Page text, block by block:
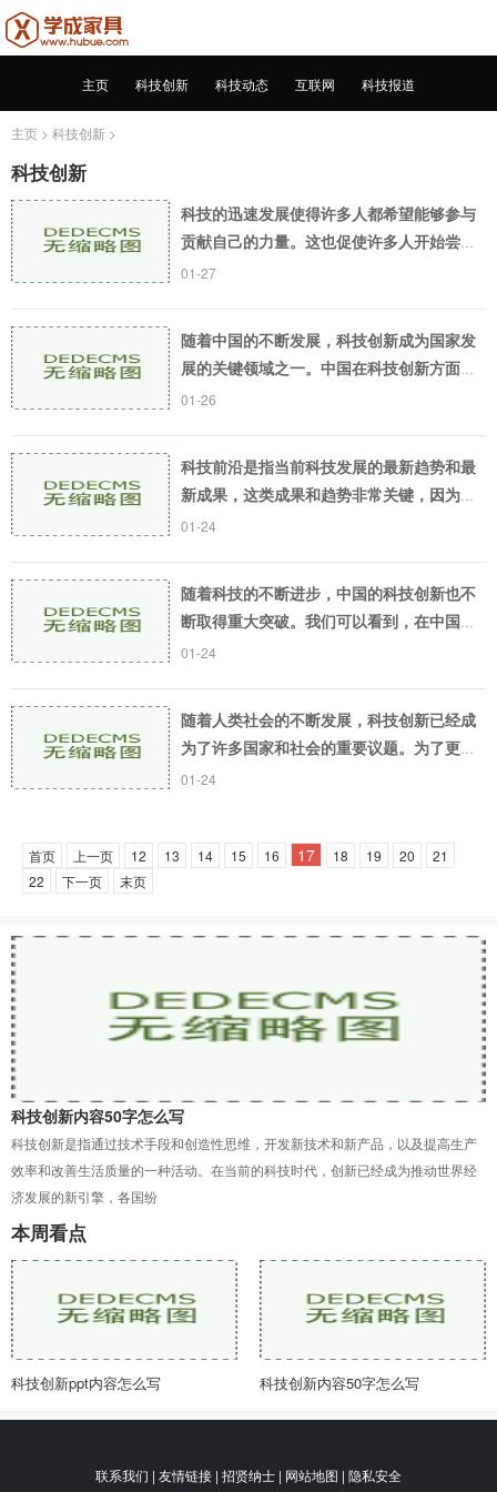
主页 科技创新 科技动态 互联网 科技报道
主页 > 科技创新 >
科技创新
科技的迅速发展使得许多人都希望能够参与
贡献自己的力量。这也促使许多人开始尝试
制作一些科技小发明，提高自己的科技水平
01-27
随着中国的不断发展，科技创新成为国家发
展的关键领域之一。中国在科技创新方面所
取得的成果不断引起世界的关注，让我们一
01-26
科技前沿是指当前科技发展的最新趋势和最
新成果，这类成果和趋势非常关键，因为它
们能够改变未来和改善人类生活。很多人可
01-24
随着科技的不断进步，中国的科技创新也不
断取得重大突破。我们可以看到，在中国的
科技创新越来越备受国际社会的关注，越来
01-24
随着人类社会的不断发展，科技创新已经成
为了许多国家和社会的重要议题。为了更好
地了解这个话题，我们需要从多个角度去探
01-24
首页 上一页 12 13 14 15 16 17 18 19 20
21
22
下一页 末页
科技创新内容50字怎么写
科技创新是指通过技术手段和创造性思维，开发新技术和新产品，以及提高生产
效率和改善生活质量的一种活动。在当前的科技时代，创新已经成为推动世界经
济发展的新引擎，各国纷
本周看点
科技创新ppt内容怎么写 科技创新内容50字怎么写
联系我们 | 友情链接 | 招贤纳士 | 网站地图 | 隐私安全